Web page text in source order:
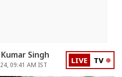
Singh
09:41 AM IST LIVE TV